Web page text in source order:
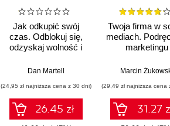
Jak odkupić swój
czas. Odblokuj się,
odzyskaj wolność i
imperium
Dan Martell
(24,95 zł najniższa cena z 30 dni)
26.45 zł
Twoja firma w
mediach.
marketingu
małych i
Wydanie IV
poszerzone
Marcin
(29,49 zł najniższa cena
31.27